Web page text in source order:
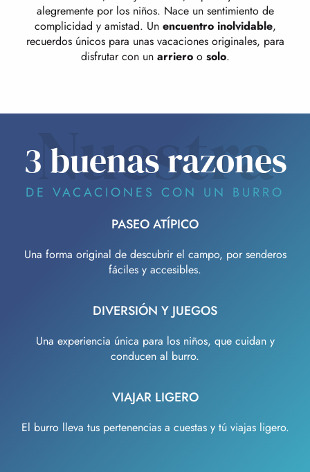
alegremente por los niños. Nace un sentimiento de
complicidad y amistad. Un encuentro inolvidable,
recuerdos únicos para unas vacaciones originales, para
disfrutar con unarrieroo solo.
Nuestra
3 buenas razones
DE VACACIONES CON UN BURRO
PASEO ATÍPICO
Una forma original de descubrir el campo, por senderos
fáciles y accesibles.
DIVERSIÓN Y JUEGOS
Una experiencia única para los niños, que cuidan y
conducen al burro.
VIAJAR LIGERO
El burro lleva tus pertenencias a cuestas y tú viajas ligero.